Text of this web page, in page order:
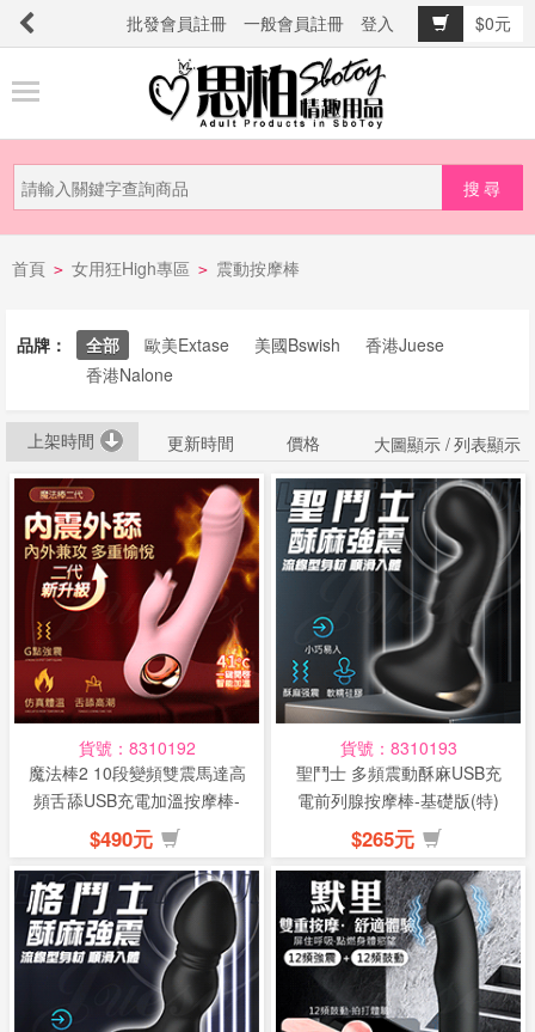
批發會員註冊 一般會員註冊 登入
$0元
品
新
品
防
騙
電
話
或
訊
發
說
首頁 > 女用狂High專區 > 震動按摩棒
品牌： 全部 歐美Extase 美國Bswish
香港Juese
香港Nalone
上架時間 更新時間 價格 大圖顯示 /列表顯示
貨號：8310192
魔法棒2 10段變頻雙震馬達高
頻舌舔USB充電加溫按摩棒-
櫻...
$490元
貨號：8310193
聖鬥士 多頻震動酥麻USB充
電前列腺按摩棒-基礎版(特)
$265元